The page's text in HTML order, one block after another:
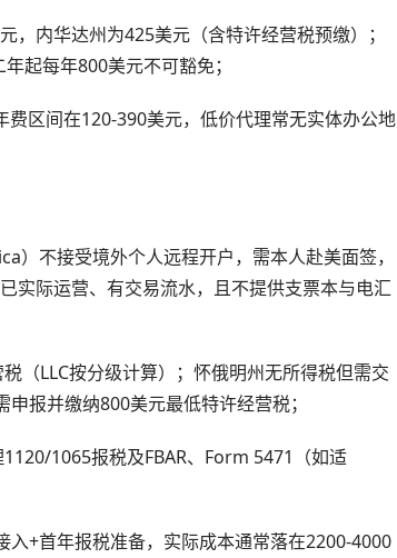
，内华达州为425美元（含特许经营税预缴）；
起每年800美元不可豁免；
区间在120-390美元，低价代理常无实体办公地
不接受境外个人远程开户，需本人赴美面签，
际运营、有交易流水，且不提供支票本与电汇
（LLC按分级计算）；怀俄明州无所得税但需交
报并缴纳800美元最低特许经营税；
1065报税及FBAR、Form 5471（如适
+首年报税准备，实际成本通常落在2200-4000